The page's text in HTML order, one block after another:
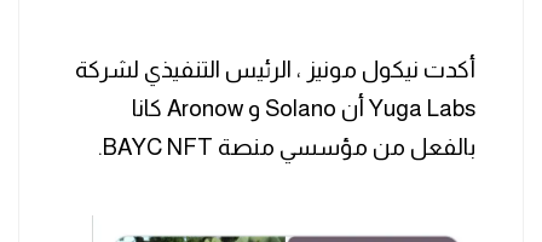
أكدت نيكول مونيز ، الرئيس التنفيذي لشركة
Yuga Labs أن Solano و Aronow كانا
بالفعل من مؤسسي منصة BAYC NFT.